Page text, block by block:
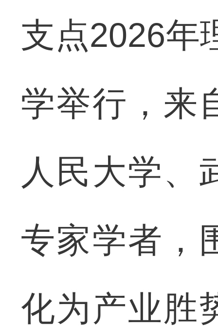
支点2026年
学举行，来
人民大学、
专家学者，
化为产业胜